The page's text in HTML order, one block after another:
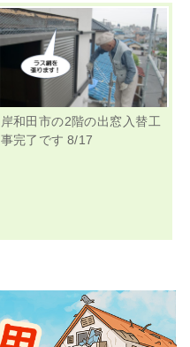
岸和田市の2階の出窓入替工
事完了です 8/17